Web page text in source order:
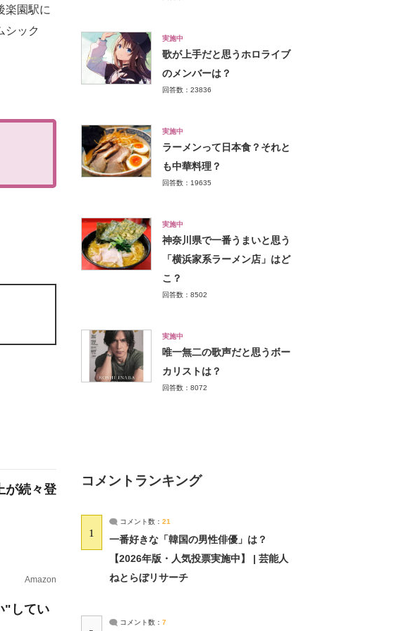
楽園駅に
シック
が続々登
Amazon
"してい
実施中
歌が上手だと思うホロライブ
のメンバーは？
回答数：23836
実施中
ラーメンって日本食？それと
も中華料理？
回答数：19635
実施中
神奈川県で一番うまいと思う
「横浜家系ラーメン店」はど
こ？
回答数：8502
実施中
唯一無二の歌声だと思うボー
カリストは？
回答数：8072
コメントランキング
1
コメント数： 21
一番好きな「韓国の男性俳優」は？
【2026年版・人気投票実施中】 | 芸能人
ねとらぼリサーチ
コメント数： 7